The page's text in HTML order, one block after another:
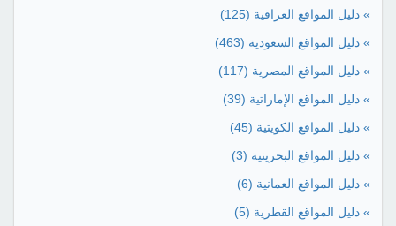
» دليل المواقع العراقية (125)
» دليل المواقع السعودية (463)
» دليل المواقع المصرية (117)
» دليل المواقع الإماراتية (39)
» دليل المواقع الكويتية (45)
» دليل المواقع البحرينية (3)
» دليل المواقع العمانية (6)
» دليل المواقع القطرية (5)